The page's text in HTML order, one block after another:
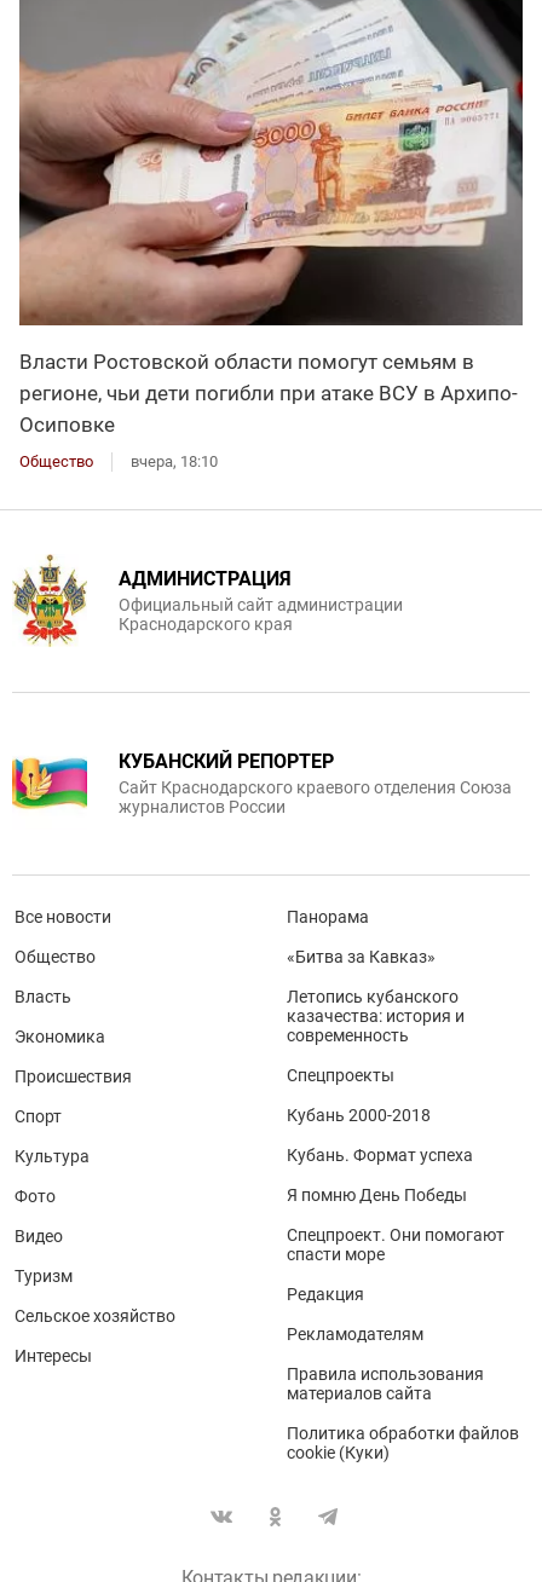
Власти Ростовской области помогут семьям в
регионе, чьи дети погибли при атаке ВСУ в Архипо-
Осиповке
Общество вчера, 18:10
АДМИНИСТРАЦИЯ
Официальный сайт администрации
Краснодарского края
КУБАНСКИЙ РЕПОРТЕР
Сайт Краснодарского краевого отделения Союза
журналистов России
Все новости
Общество
Власть
Экономика
Происшествия
Спорт
Культура
Фото
Видео
Туризм
Сельское хозяйство
Интересы
Панорама
«Битва за Кавказ»
Летопись кубанского
казачества: история и
современность
Спецпроекты
Кубань 2000-2018
Кубань. Формат успеха
Я помню День Победы
Спецпроект. Они помогают
спасти море
Редакция
Рекламодателям
Правила использования
материалов сайта
Политика обработки файлов
cookie (Куки)